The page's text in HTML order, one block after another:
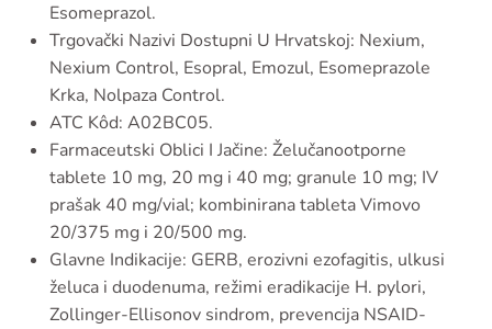
Esomeprazol.
Trgovački Nazivi Dostupni U Hrvatskoj: Nexium,
Nexium Control, Esopral, Emozul, Esomeprazole
Krka, Nolpaza Control.
ATC Kôd: A02BC05.
Farmaceutski Oblici I Jačine: Želučanootporne
tablete 10 mg, 20 mg i 40 mg; granule 10 mg; IV
prašak 40 mg/vial; kombinirana tableta Vimovo
20/375 mg i 20/500 mg.
Glavne Indikacije: GERB, erozivni ezofagitis, ulkusi
želuca i duodenuma, režimi eradikacije H. pylori,
Zollinger-Ellisonov sindrom, prevencija NSAID-